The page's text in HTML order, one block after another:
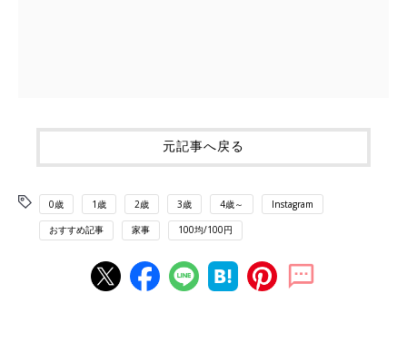
元記事へ戻る
0歳 1歳 2歳 3歳 4歳～ Instagram
おすすめ記事 家事 100均/100円